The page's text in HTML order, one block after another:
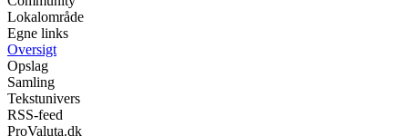
Lokalområde
Egne links
Oversigt
Opslag
Samling
Tekstunivers
RSS-feed
ProValuta.dk